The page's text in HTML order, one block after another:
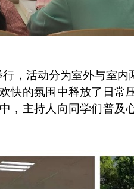
行，活动分为室外与室
快的氛围中释放了日
，主持人向同学们普